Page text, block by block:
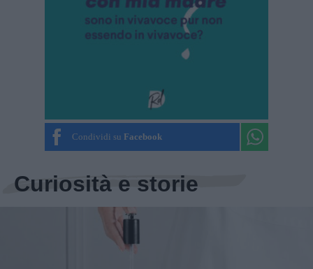
Condividi su Facebook
Curiosità e storie